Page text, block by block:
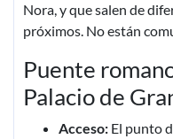
Nora, y que salen de
próximos. No están
Puente
Palacio de
Acceso: El punto